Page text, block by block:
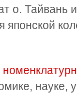
о. Тайвань
японской
науке,